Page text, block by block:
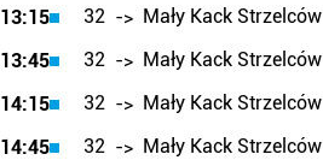
13:15
32 -> Mały Kack Strzelców
13:45
32 -> Mały Kack Strzelców
14:15
32 -> Mały Kack Strzelców
14:45
32 -> Mały Kack Strzelców